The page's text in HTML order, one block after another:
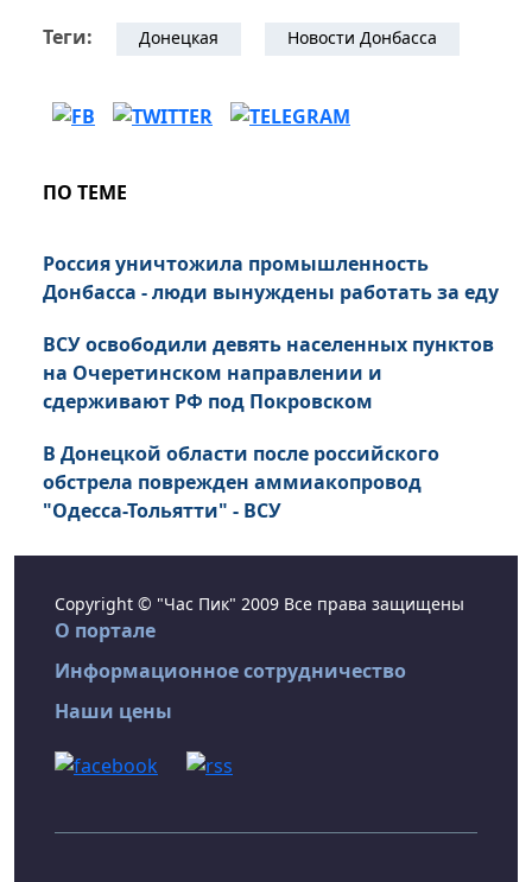
Теги: Донецкая Новости Донбасса
ПО ТЕМЕ
Россия уничтожила промышленность
Донбасса - люди вынуждены работать за еду
ВСУ освободили девять населенных пунктов
на Очеретинском направлении и
сдерживают РФ под Покровском
В Донецкой области после российского
обстрела поврежден аммиакопровод
"Одесса-Тольятти" - ВСУ
Copyright © "Час Пик" 2009 Все права защищены
О портале
Информационное сотрудничество
Наши цены